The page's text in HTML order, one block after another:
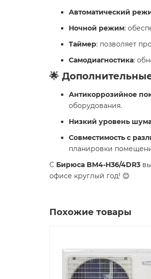
Автоматический
Ночной режим:
Таймер: позволяет
Самодиагностика:
🌟
Антикоррозийное
оборудования.
Низкий уровень
Совместимость с
планировки
С Бирюса BM4-H36/4DR3
офисе круглый год! 😊
Похожие товары